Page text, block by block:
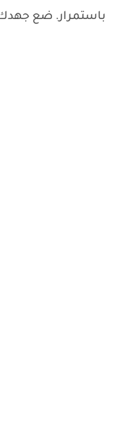
باستمرار. ضع جهدك